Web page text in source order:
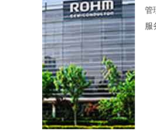
管
服